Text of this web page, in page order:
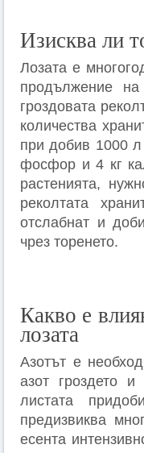
Изисква ли
Лозата е
продължение
гроздовата
количества
при добив 1000 л
фосфор и 4 кг
растенията,
реколтата
отслабнат и
чрез торенето.
Какво е
лозата
Азотът е
азот гроздето и
листата
предизвиква
есента